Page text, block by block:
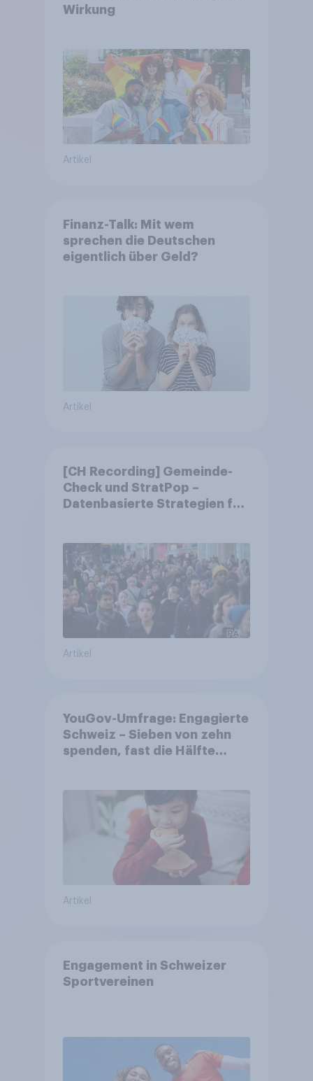
Wirkung
Artikel
Finanz-Talk: Mit wem
sprechen die Deutschen
eigentlich über Geld?
Artikel
[CH Recording] Gemeinde-
Check und StratPop –
Datenbasierte Strategien für
Artikel
YouGov-Umfrage: Engagierte
Schweiz – Sieben von zehn
spenden, fast die Hälfte
Artikel
Engagement in Schweizer
Sportvereinen